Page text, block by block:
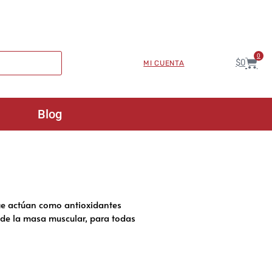
MI CUENTA $0
0
Blog
actúan como antioxidantes
la masa muscular, para todas